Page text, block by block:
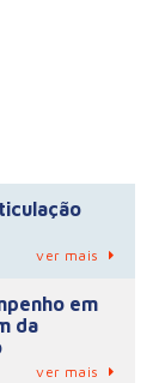
ver mais
em
da
ver mais